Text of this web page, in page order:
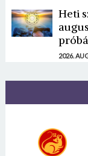
Heti
2026.